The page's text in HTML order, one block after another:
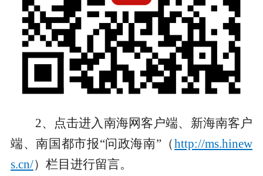
2、点击进入南海网客户端、新海南客户
端、南国都市报“问政海南”（http://ms.hinew
s.cn/）栏目进行留言。